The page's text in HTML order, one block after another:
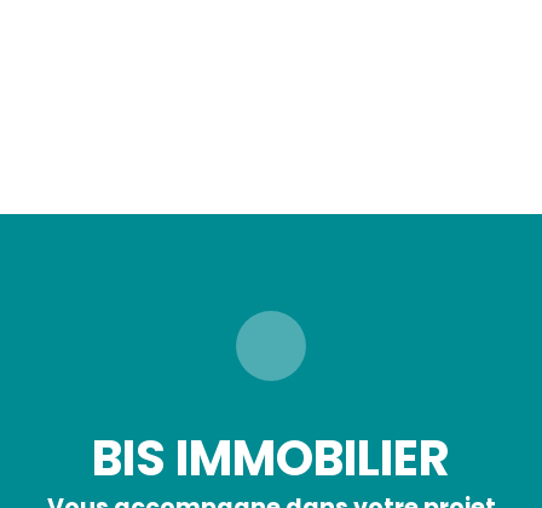
BIS IMMOBILIER